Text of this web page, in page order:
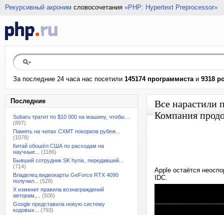
Рекурсивный акроним словосочетания «PHP: Hypertext Preprocessor»
За последние 24 часа нас посетили 145174 программистаи 9318
Последние
Subaru тратит по $10 000 на машину, чтобы...
(897)
Память на чипах CXMT покорила рубеж...
(1078)
Китай обошёл США по расходам на
научные...
(1186)
Бывший сотрудник SK hynix, передавший...
(714)
Владелец видеокарты GeForce RTX 4090
получил...
(528)
X изменит правила вознаграждений
авторам,...
(506)
Google представила новую систему
кодовых...
(793)
Все нарастили
Компания
Apple остаётся
IDC.